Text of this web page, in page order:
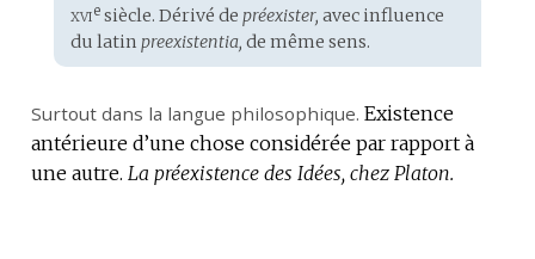
Étymologie
:
xviesiècle. Dérivé de préexister, avec influence
du latin preexistentia, de même sens.
Surtout dans la langue philosophique. Existence
antérieure d’une chose considérée par rapport à
une autre. La préexistence des Idées, chez Platon.